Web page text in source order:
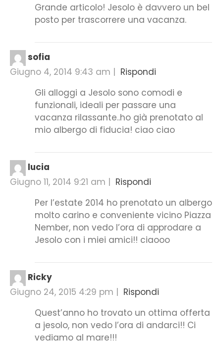
Grande articolo! Jesolo è davvero un bel
posto per trascorrere una vacanza.
sofia
Giugno 4, 2014 9:43 am | Rispondi
Gli alloggi a Jesolo sono comodi e
funzionali, ideali per passare una
vacanza rilassante..ho già prenotato al
mio albergo di fiducia! ciao ciao
lucia
Giugno 11, 2014 9:21 am | Rispondi
Per l’estate 2014 ho prenotato un albergo
molto carino e conveniente vicino Piazza
Nember, non vedo l’ora di approdare a
Jesolo con i miei amici!! ciaooo
Ricky
Giugno 24, 2015 4:29 pm | Rispondi
Quest’anno ho trovato un ottima offerta
a jesolo, non vedo l’ora di andarci!! Ci
vediamo al mare!!!